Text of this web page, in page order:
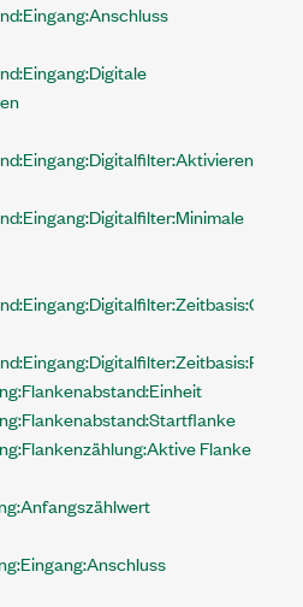
Flanke